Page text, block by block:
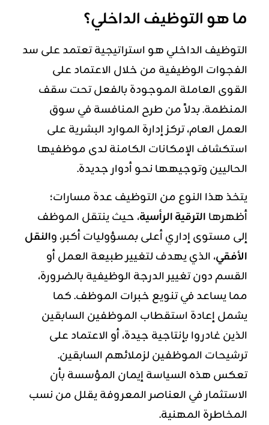
ما هو التوظيف الداخلي؟
التوظيف الداخليهو استراتيجية تعتمد على سد
الفجوات الوظيفية من خلال الاعتماد على
القوى العاملة الموجودة بالفعل تحت سقف
المنظمة. بدلاً من طرح المنافسة في سوق
العمل العام، تركز إدارة الموارد البشرية على
استكشاف الإمكانات الكامنة لدى موظفيها
الحاليين وتوجيهها نحو أدوار جديدة.
يتخذ هذا النوع من التوظيف عدة مسارات؛
أظهرهاالترقية الرأسية، حيث ينتقل الموظف
إلى مستوى إداري أعلى بمسؤوليات أكبر، والنقل
الأفقي، الذي يهدف لتغيير طبيعة العمل أو
القسم دون تغيير الدرجة الوظيفية بالضرورة،
مما يساعد في تنويع خبرات الموظف. كما
يشمل إعادة استقطاب الموظفين السابقين
الذين غادروا بإنتاجية جيدة، أو الاعتماد على
ترشيحات الموظفين لزملائهم السابقين.
تعكس هذه السياسة إيمان المؤسسة بأن
الاستثمار في العناصر المعروفة يقلل من نسب
المخاطرة المهنية.